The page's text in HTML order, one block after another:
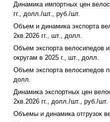
Динамика импортных цен
гг., долл./шт., руб./шт.
Объем и динамика экспорта
2кв.2026 гг., шт., долл.
Объем экспорта велосипедов
округам в 2025 г., шт., долл.
Объем экспорта велосипедов
долл.
Динамика экспортных цен
2кв.2026 гг., долл./шт., руб./шт.
Объемы и динамика отгрузок